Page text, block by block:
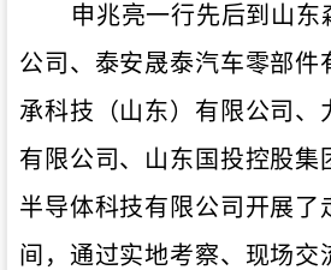
申兆亮一行先后到山东
公司、泰安晟泰汽车零部件
承科技（山东）有限公司、
有限公司、山东国投控股集
半导体科技有限公司开展了
间，通过实地考察、现场交